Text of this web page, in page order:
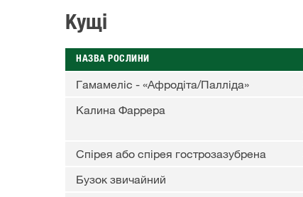
Кущі
НАЗВА РОСЛИНИ
Гамамеліс - «Афродіта/Палліда»
Калина Фаррера
Спірея або спірея гострозазубрена
Бузок звичайний